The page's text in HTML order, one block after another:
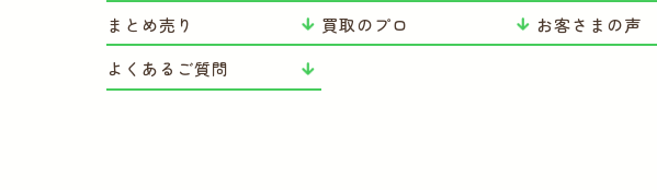
まとめ売り
買取のプロ お客さまの声
よくあるご質問